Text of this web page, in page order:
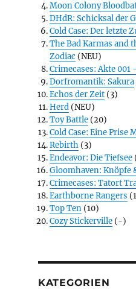
Moon Colony
DHdR: Schicksal der
Cold Case: Der letzte
The Bad Karmas and
Zodiac (NEU)
Crimecases: Akte
Dorfromantik: Sakura
Echos der Zeit (3)
Herd (NEU)
Toy Battle (20)
Cold Case: Eine Prise
Rebirth (3)
Endeavor: Die Tiefsee
Gloomhaven: Knöpfe
Crimecases: Tatort
Earthborne Rangers
Top Ten (10)
Cozy Stickerville (-)
KATEGORIEN